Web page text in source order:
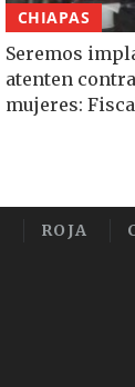
CHIAPAS
Seremos
atenten
mujeres:
ROJA